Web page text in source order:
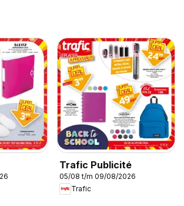
Trafic Publicité
05/08 t/m 09/08/2026
Trafic